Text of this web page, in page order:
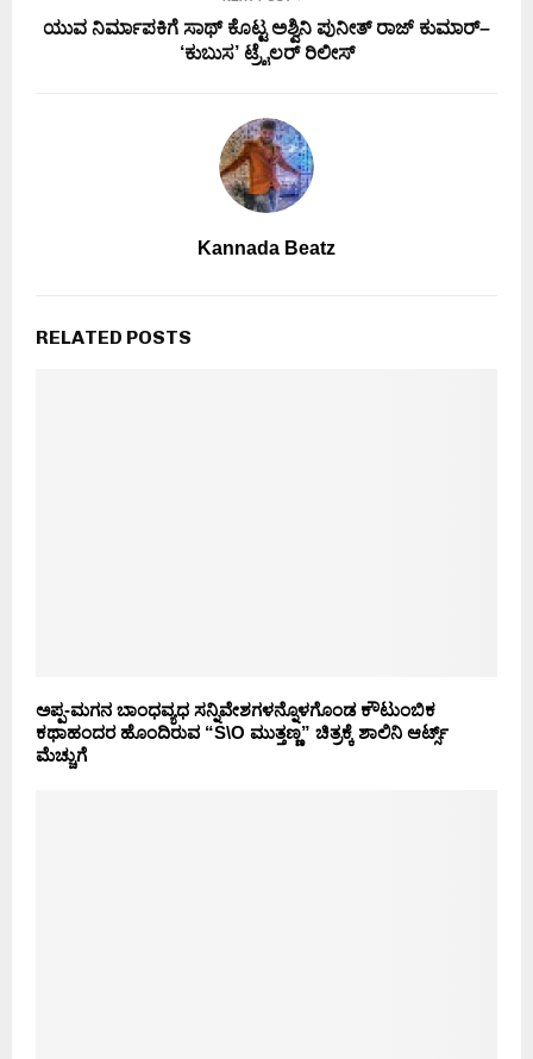
ಯುವ ನಿರ್ಮಾಪಕಿಗೆ ಸಾಥ್ ಕೊಟ್ಟ ಅಶ್ವಿನಿ ಪುನೀತ್ ರಾಜ್ ಕುಮಾರ್–
‘ಕುಬುಸ’ ಟ್ರೈಲರ್ ರಿಲೀಸ್
Kannada Beatz
RELATED POSTS
ಅಪ್ಪ-ಮಗನ ಬಾಂಧವ್ಯಧ ಸನ್ನಿವೇಶಗಳನ್ನೊಳಗೊಂಡ ಕೌಟುಂಬಿಕ
ಕಥಾಹಂದರ ಹೊಂದಿರುವ “S\O ಮುತ್ತಣ್ಣ” ಚಿತ್ರಕ್ಕೆ ಶಾಲಿನಿ ಆರ್ಟ್ಸ್
ಮೆಚ್ಚುಗೆ